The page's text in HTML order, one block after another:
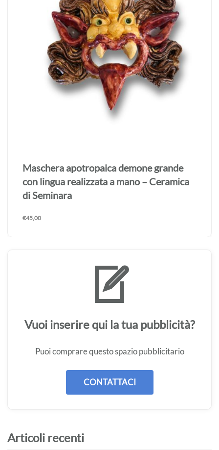
Maschera apotropaica demone grande
realizzata a mano – Ceramica di Seminara
Vuoi inserire qui la tua pubblicità?
Puoi comprare questo spazio pubblicitario
CONTATTACI
Articoli recenti